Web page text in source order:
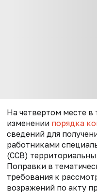
На четвертом месте
изменении порядка
сведений для
работниками
(ССВ)
Поправки в
требования к
возражений по акту